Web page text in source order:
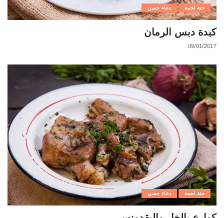
حتة لحمة دعاء حسن
كبدة دبس الرمان
09/01/2017
حتة لحمة دعاء حسن